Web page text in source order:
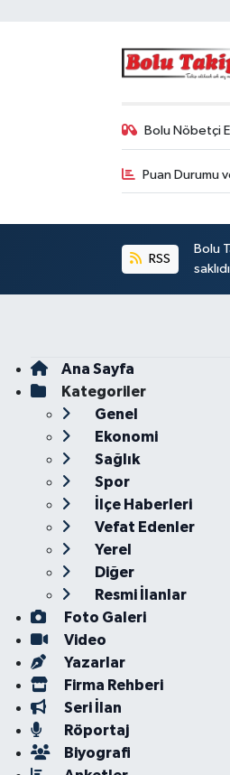
Bolu Nöbetçi
Puan Durumu
RSS
Bolu
Ana Sayfa
Kategoriler
Genel
Ekonomi
Sağlık
Spor
İlçe Haberleri
Vefat Edenler
Yerel
Diğer
Resmi İlanlar
Foto Galeri
Video
Yazarlar
Firma Rehberi
Seri İlan
Röportaj
Biyografi